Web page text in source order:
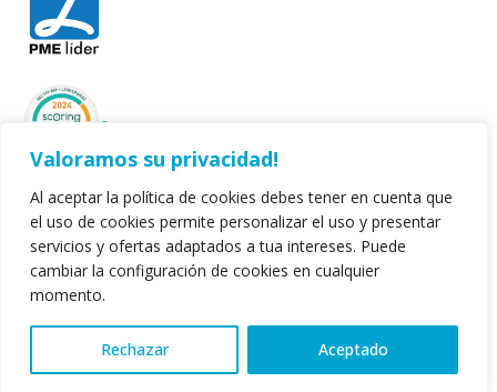
Valoramos su privacidad!
Al aceptar la política de cookies debes tener en cuenta que
el uso de cookies permite personalizar el uso y presentar
servicios y ofertas adaptados a tua intereses. Puede
cambiar la configuración de cookies en cualquier
momento.
Rechazar Aceptado
© 2022. Leirispumas Lda. Todos los derechos reservados.